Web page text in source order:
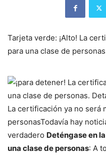
Tarjeta verde: ¡Alto! La
para una clase de
La certificación ya no será
personasTodavía hay
verdadero Deténgase en
una clase de personas: A